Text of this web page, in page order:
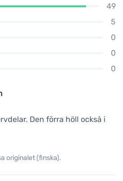
49
5
0
0
0
Den förra höll också i
originalet (finska).